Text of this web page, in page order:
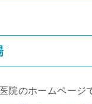
院のホームページ